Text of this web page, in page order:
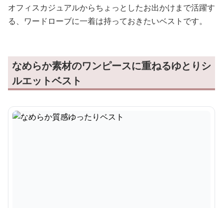
オフィスカジュアルからちょっとしたお出かけまで活躍す
る、ワードローブに一着は持っておきたいベストです。
なめらか素材のワンピースに重ねるゆとりシ
ルエットベスト